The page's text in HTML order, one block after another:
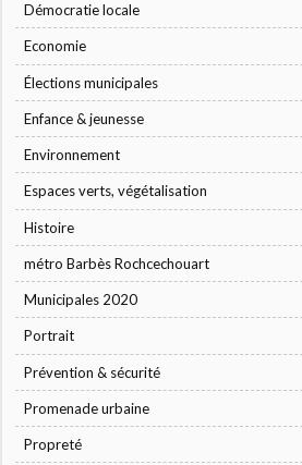
Démocratie locale
Economie
Élections municipales
Enfance & jeunesse
Environnement
Espaces verts, végétalisation
Histoire
métro Barbès Rochcechouart
Municipales 2020
Portrait
Prévention & sécurité
Promenade urbaine
Propreté